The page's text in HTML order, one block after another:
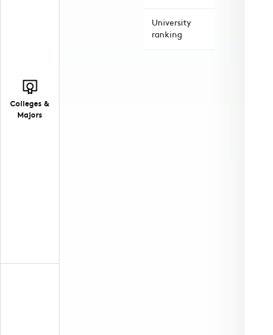
Colleges &
Majors
University
ranking